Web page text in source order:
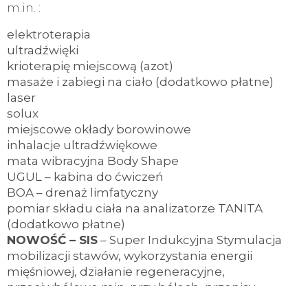
m.in. :
elektroterapia
ultradźwięki
krioterapię miejscową (azot)
masaże i zabiegi na ciało (dodatkowo płatne)
laser
solux
miejscowe okłady borowinowe
inhalacje ultradźwiękowe
mata wibracyjna Body Shape
UGUL – kabina do ćwiczeń
BOA – drenaż limfatyczny
pomiar składu ciała na analizatorze TANITA
(dodatkowo płatne)
NOWOŚĆ – SIS – Super Indukcyjna Stymulacja
mobilizacji stawów, wykorzystania energii
mięśniowej, działanie regeneracyjne,